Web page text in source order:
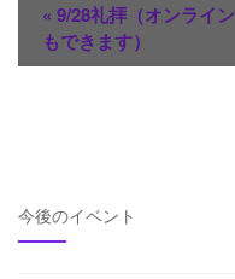
« 9/28礼拝（オンライン
もできます）
今後のイベント